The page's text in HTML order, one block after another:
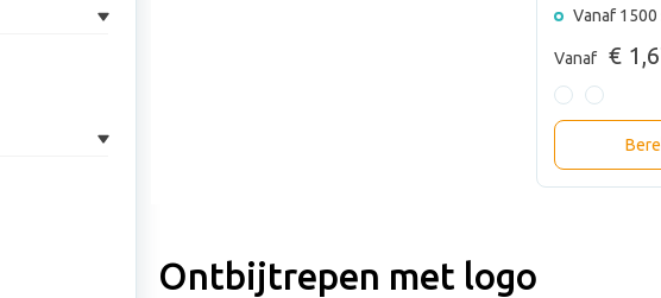
Vanaf 1500
Vanaf €
Ontbijtrepen met logo